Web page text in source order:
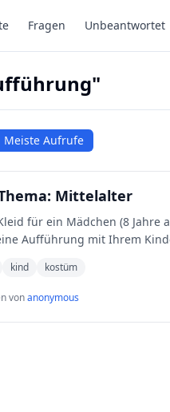
Fragen Unbeantwortet
Meiste Aufrufe
Mittelalter
für ein Mädchen (8 Jahre
Aufführung mit Ihrem
kind kostüm
vonanonymous